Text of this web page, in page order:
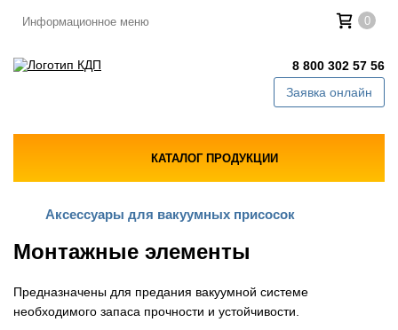
Информационное меню 0
8 800 302 57 56
Заявка онлайн
КАТАЛОГ ПРОДУКЦИИ
Аксессуары для вакуумных присосок
Монтажные элементы
Предназначены для предания вакуумной системе
необходимого запаса прочности и устойчивости.